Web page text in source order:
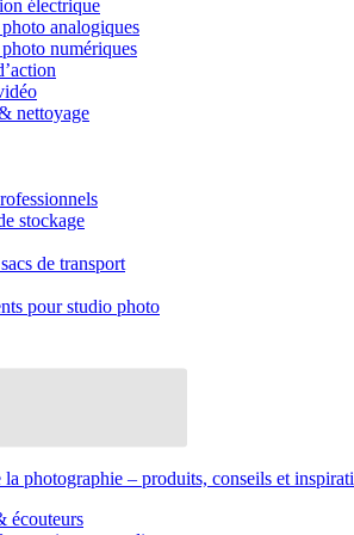
électrique
analogiques
numériques
nettoyage
stockage
de transport
pour studio photo
la photographie – produits, conseils et
écouteurs